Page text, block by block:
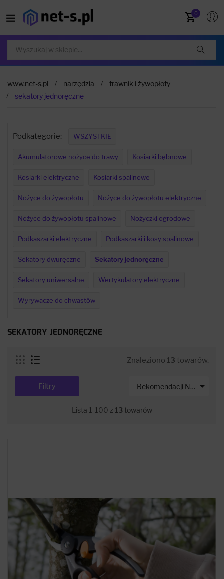
0
www.net-s.pl narzędzia
trawnik i żywopłoty
sekatory jednoręczne
Podkategorie: WSZYSTKIE
Akumulatorowe nożyce do trawy Kosiarki bębnowe
Kosiarki elektryczne Kosiarki spalinowe
Nożyce do żywopłotu Nożyce do żywopłotu elektryczne
Nożyce do żywopłotu spalinowe Nożyczki ogrodowe
Podkaszarki elektryczne Podkaszarki i kosy spalinowe
Sekatory dwuręczne Sekatory jednoręczne
Sekatory uniwersalne Wertykulatory elektryczne
Wyrywacze do chwastów
SEKATORY JEDNORĘCZNE
Znaleziono 13 towarów.
Rekomendacji Net-s 
Filtry
Lista 1-100 z 13 towarów